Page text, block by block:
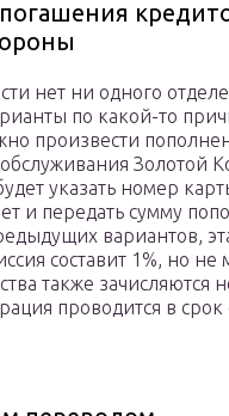
нет ни одного
по какой-то
произвести
Золотой
указать номер
и передать сумму
вариантов,
составит 1%, но не
также зачисляются
проводится в срок